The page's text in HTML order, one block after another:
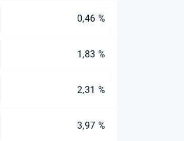
0,46 %
1,83 %
2,31 %
3,97 %